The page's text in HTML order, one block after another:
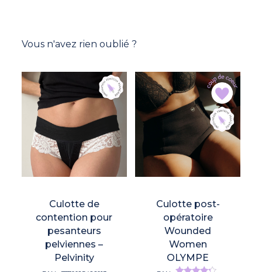
Vous n'avez rien oublié ?
Culotte de
contention pour
pesanteurs
pelviennes –
Pelvinity
Culotte post-
opératoire
Wounded
Women
OLYMPE